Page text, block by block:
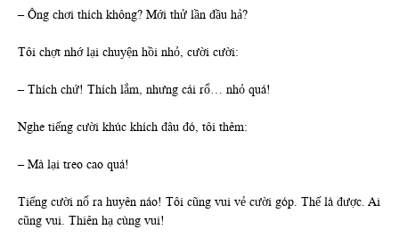
– Ông chơi thích không? Mới thử lần đầu hả?
Tôi chợt nhớ lại chuyện hồi nhỏ, cười cười:
– Thích chứ! Thích lắm, nhưng cái rổ… nhỏ quá!
Nghe tiếng cười khúc khích đâu đó, tôi thêm:
– Mà lại treo cao quá!
Tiếng cười nổ ra huyên náo! Tôi cũng vui vẻ cười góp. Thế là được. Ai
cũng vui. Thiên hạ cùng vui!